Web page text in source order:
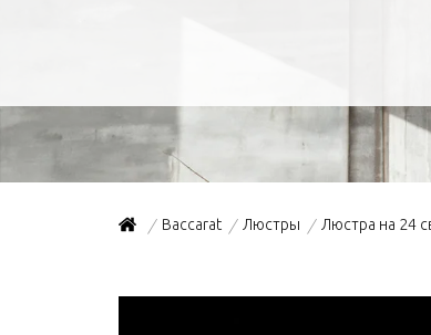
/ Baccarat / Люстры / Люстра на 24